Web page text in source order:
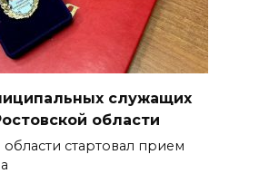
служащих
области
стартовал прием